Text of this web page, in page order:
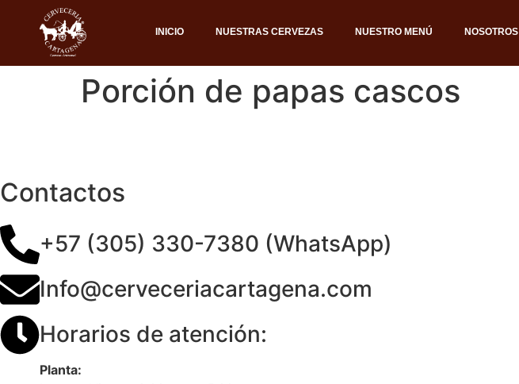
INICIO NUESTRAS CERVEZAS NUESTRO MENÚ NOSOTROS
Porción de papas cascos
Contactos
+57 (305) 330-7380 (WhatsApp)
Info@cerveceriacartagena.com
Horarios de atención:
Planta: